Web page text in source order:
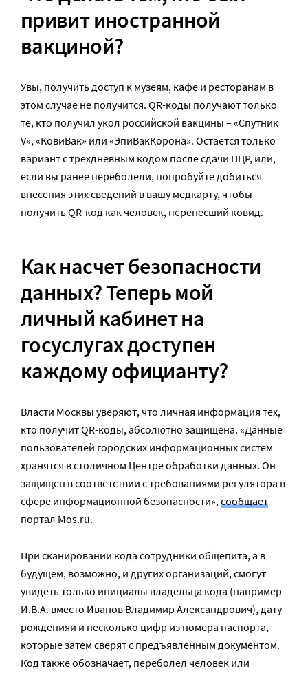
привит иностранной
вакциной?
Увы, получить доступ к музеям, кафе и ресторанам в
этом случае не получится. QR-коды получают только
те, кто получил укол российской вакцины – «Спутник
V», «КовиВак» или «ЭпиВакКорона». Остается только
вариант с трехдневным кодом после сдачи ПЦР, или,
если вы ранее переболели, попробуйте добиться
внесения этих сведений в вашу медкарту, чтобы
получить QR-код как человек, перенесший ковид.
Как насчет безопасности
данных? Теперь мой
личный кабинет на
госуслугах доступен
каждому официанту?
Власти Москвы уверяют, что личная информация тех,
кто получит QR-коды, абсолютно защищена. «Данные
пользователей городских информационных систем
хранятся в столичном Центре обработки данных. Он
защищен в соответствии с требованиями регулятора в
сфере информационной безопасности»,сообщает
портал Mos.ru.
При сканировании кода сотрудники общепита, а в
будущем, возможно, и других организаций, смогут
увидеть только инициалы владельца кода (например
И.В.А. вместо Иванов Владимир Александрович), дату
рожденияи и несколько цифр из номера паспорта,
которые затем сверят с предъявленным документом.
Код также обозначает, переболел человек или